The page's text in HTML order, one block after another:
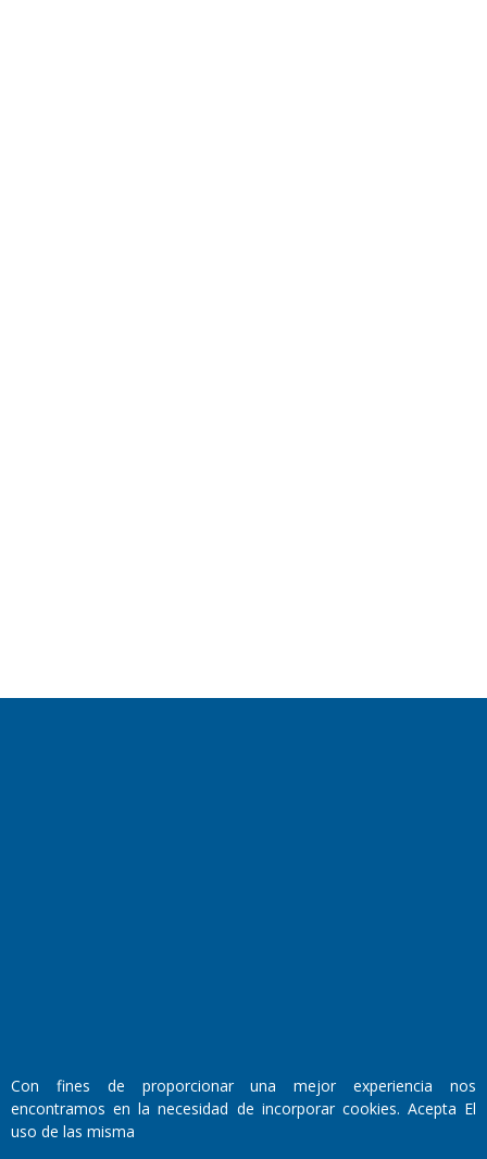
Con fines de proporcionar una mejor experiencia nos
encontramos en la necesidad de incorporar cookies. Acepta El
uso de las misma